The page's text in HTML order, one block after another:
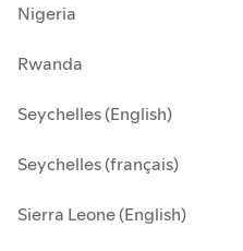
Nigeria
Rwanda
Seychelles (English)
Seychelles (français)
Sierra Leone (English)